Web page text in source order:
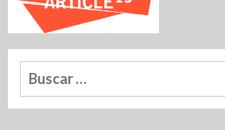
Buscar: